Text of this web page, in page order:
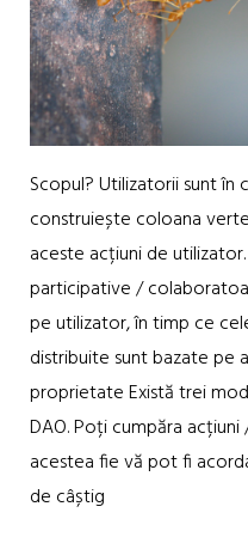
Scopul? Utilizatorii sunt în
construiește coloana
aceste acțiuni de
participative /
pe utilizator, în timp ce
distribuite sunt bazate pe
proprietate Există trei
DAO. Poți cumpăra
acestea fie vă pot fi
de câștig